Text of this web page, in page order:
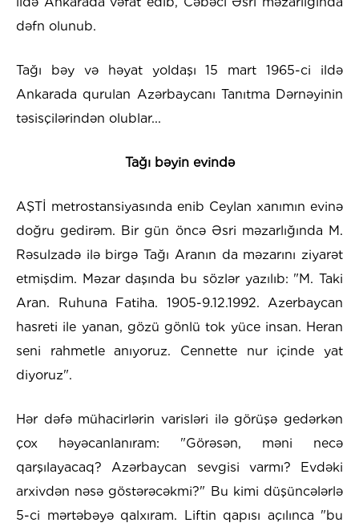
dəfn olunub.
Tağı bəy və həyat yoldaşı 15 mart 1965-ci ildə
Ankarada qurulan Azərbaycanı Tanıtma Dərnəyinin
təsisçilərindən olublar...
Tağı bəyin evində
AŞTİ metrostansiyasında enib Ceylan xanımın evinə
doğru gedirəm. Bir gün öncə Əsri məzarlığında M.
Rəsulzadə ilə birgə Tağı Aranın da məzarını ziyarət
etmişdim. Məzar daşında bu sözlər yazılıb: "M. Taki
Aran. Ruhuna Fatiha. 1905-9.12.1992. Azerbaycan
hasreti ile yanan, gözü gönlü tok yüce insan. Heran
seni rahmetle anıyoruz. Cennette nur içinde yat
diyoruz".
Hər dəfə mühacirlərin varisləri ilə görüşə gedərkən
çox həyəcanlanıram: "Görəsən, məni necə
qarşılayacaq? Azərbaycan sevgisi varmı? Evdəki
arxivdən nəsə göstərəcəkmi?" Bu kimi düşüncələrlə
5-ci mərtəbəyə qalxıram. Liftin qapısı açılınca "bu